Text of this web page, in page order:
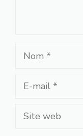
Nom
Site